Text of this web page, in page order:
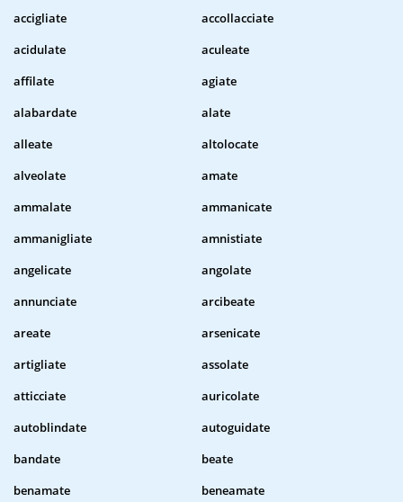
accigliate
accollacciate
acidulate
aculeate
affilate
agiate
alabardate
alate
alleate
altolocate
alveolate
amate
ammalate
ammanicate
ammanigliate
amnistiate
angelicate
angolate
annunciate
arcibeate
areate
arsenicate
artigliate
assolate
atticciate
auricolate
autoblindate
autoguidate
bandate
beate
benamate
beneamate